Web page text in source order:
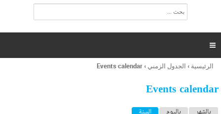
ت
ر
ل
ح
ب

أنت
هنا
الرئيسية › الجدول الزمني ›
Events calendar
Events calendar